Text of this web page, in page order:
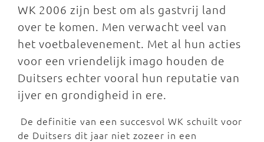
WK 2006 zijn best om als gastvrij land
over te komen. Men verwacht veel van
het voetbalevenement. Met al hun acties
voor een vriendelijk imago houden de
Duitsers echter vooral hun reputatie van
ijver en grondigheid in ere.
De definitie van een succesvol WK schuilt voor
de Duitsers dit jaar niet zozeer in een